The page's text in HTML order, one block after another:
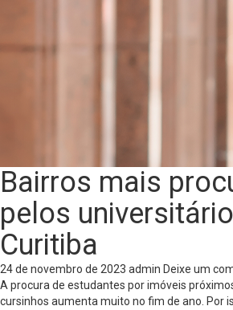
Bairros mais
pelos
Curitiba
24 de novembro de 2023 admin Deixe um
A procura de estudantes por imóveis
cursinhos aumenta muito no fim de ano. Por